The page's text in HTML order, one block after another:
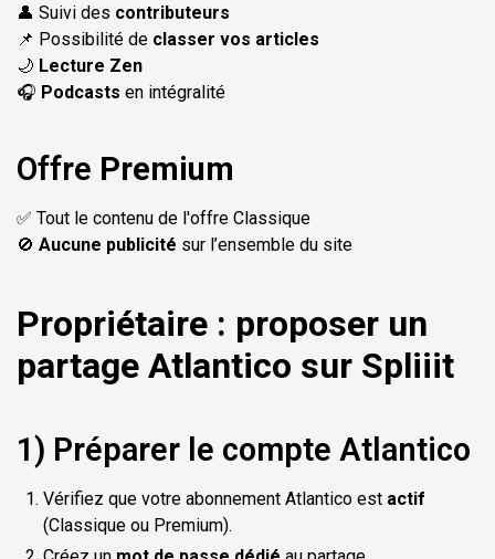
👤 Suivi des contributeurs
📌 Possibilité de classer vos articles
🌙 Lecture Zen
🎧 Podcasts en intégralité
Offre Premium
✅ Tout le contenu de l'offre Classique
🚫 Aucune publicité sur l’ensemble du site
Propriétaire : proposer un
partage Atlantico sur Spliiit
1) Préparer le compte Atlantico
Vérifiez que votre abonnement Atlantico est actif
(Classique ou Premium).